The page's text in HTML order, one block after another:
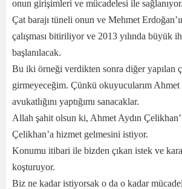
onun girişimleri ve mücadelesi ile sağlanıyor.
Çat barajı tüneli onun ve Mehmet
çalışması bitiriliyor ve 2013 yılında büyük
başlanılacak.
Bu iki örneği verdikten sonra diğer yapılan
girmeyeceğim. Çünkü okuyucularım Ahmet
avukatlığını yaptığımı sanacaklar.
Allah şahit olsun ki, Ahmet Aydın
Çelikhan’a hizmet gelmesini istiyor.
Konumu itibari ile bizden çıkan istek ve
koşturuyor.
Biz ne kadar istiyorsak o da o kadar